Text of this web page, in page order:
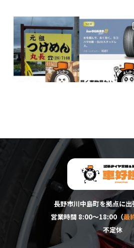
長野市川中島町を拠点に
営業時間 8:00～18:00（最
不定休